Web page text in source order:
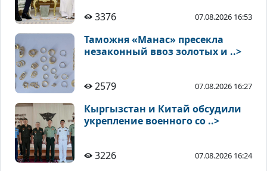
3376 07.08.2026 16:53
Таможня «Манас» пресекла
незаконный ввоз золотых и ..>
2579 07.08.2026 16:27
Кыргызстан и Китай обсудили
укрепление военного со ..>
3226 07.08.2026 16:24